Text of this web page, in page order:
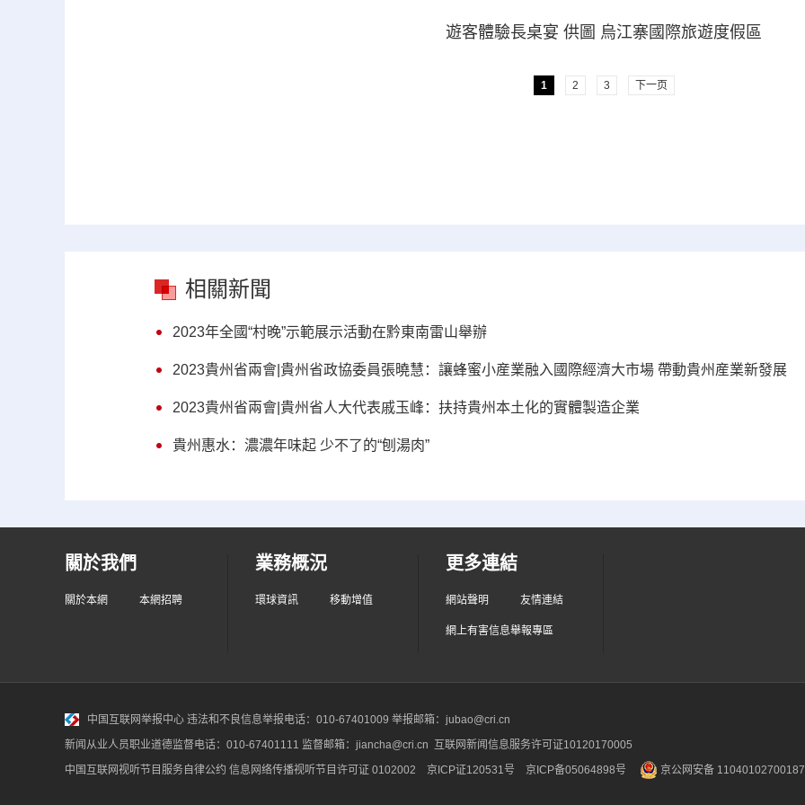
遊客體驗長桌宴 供圖 烏江寨國際旅遊度假區
1 2 3 下一页
相關新聞
2023年全國“村晚”示範展示活動在黔東南雷山舉辦
2023貴州省兩會|貴州省政協委員張曉慧：讓蜂蜜小産業融入國際經濟大市場 帶動貴州産業新發展
2023貴州省兩會|貴州省人大代表戚玉峰：扶持貴州本土化的實體製造企業
貴州惠水：濃濃年味起 少不了的“刨湯肉”
關於我們
關於本網 本網招聘
業務概況
環球資訊 移動增值
更多連結
網站聲明 友情連結
網上有害信息舉報專區
中国互联网举报中心 违法和不良信息举报电话：010-67401009 举报邮箱：jubao@cri.cn
新闻从业人员职业道德监督电话：010-67401111 监督邮箱：jiancha@cri.cn 互联网新闻信息服务许可证10120170005
中国互联网视听节目服务自律公约 信息网络传播视听节目许可证 0102002 京ICP证120531号 京ICP备05064898号 京公网安备